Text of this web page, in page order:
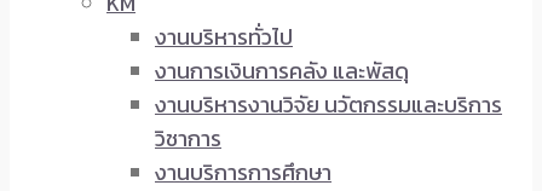
งานบริหารทั่วไป
งานการเงินการคลัง และพัสดุ
งานบริหารงานวิจัย นวัตกรรมและบริการ
วิชาการ
งานบริการการศึกษา